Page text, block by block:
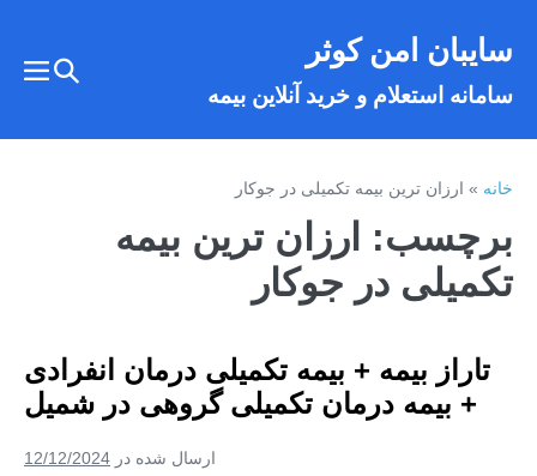
سایبان امن کوثر
سامانه استعلام و خرید آنلاین بیمه
تغییر
خانه»ارزان ترین بیمه تکمیلی در جوکار
برچسب: ارزان ترین بیمه
تکمیلی در جوکار
تاراز بیمه + بیمه تکمیلی درمان انفرادی
+ بیمه درمان تکمیلی گروهی در شمیل
ارسال شده در 12/12/2024